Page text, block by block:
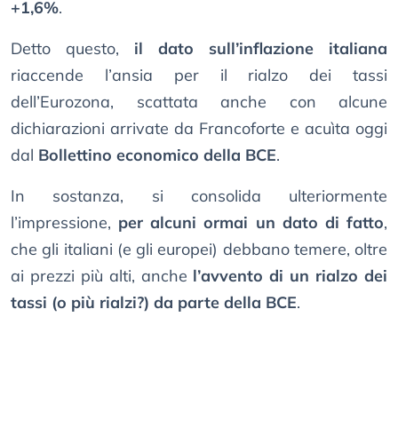
+1,6%.
Detto questo, il dato sull’inflazione italiana
riaccende l’ansia per il rialzo dei tassi
dell’Eurozona, scattata anche con alcune
dichiarazioni arrivate da Francoforte e acuìta oggi
dal Bollettino economico della BCE.
In sostanza, si consolida ulteriormente
l’impressione, per alcuni ormai un dato di fatto,
che gli italiani (e gli europei) debbano temere, oltre
ai prezzi più alti, anche l’avvento di un rialzo dei
tassi (o più rialzi?) da parte della BCE.